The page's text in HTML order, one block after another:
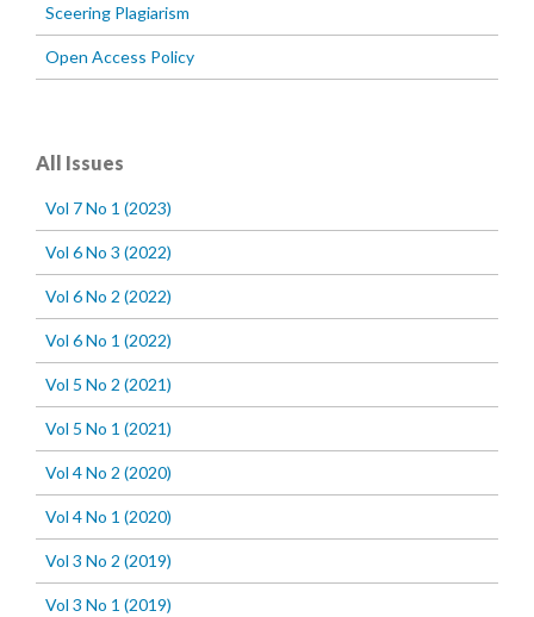
Sceering Plagiarism
Open Access Policy
All Issues
Vol 7 No 1 (2023)
Vol 6 No 3 (2022)
Vol 6 No 2 (2022)
Vol 6 No 1 (2022)
Vol 5 No 2 (2021)
Vol 5 No 1 (2021)
Vol 4 No 2 (2020)
Vol 4 No 1 (2020)
Vol 3 No 2 (2019)
Vol 3 No 1 (2019)